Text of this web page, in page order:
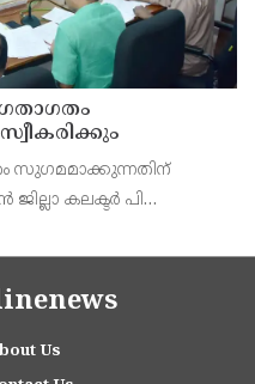
സുഗമമാക്കുന്നതിന്
കലക്ടര്‍ പി
Us